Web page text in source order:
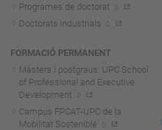
Programes de doctorat
Doctorats industrials
FORMACIÓ PERMANENT
Màsters i postgraus. UPC School
of Professional and Executive
Development
Campus FPCAT-UPC de la
Mobilitat Sostenible